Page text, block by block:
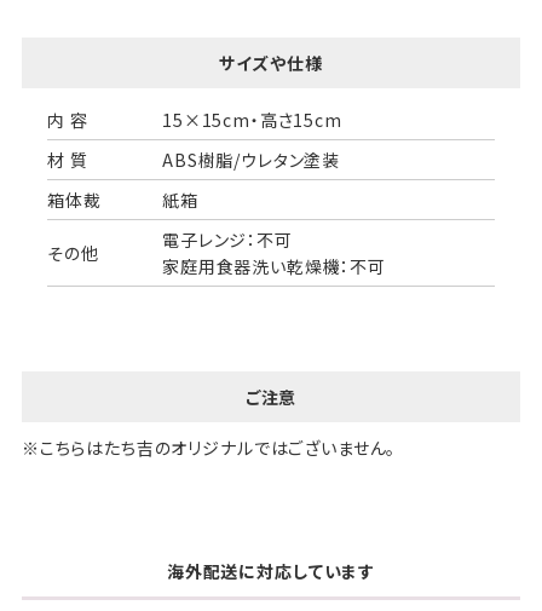
サイズや仕様
内 容
15×15cm・高さ15cm
材 質
ABS樹脂/ウレタン塗装
箱体裁
紙箱
その他
電子レンジ：不可
家庭用食器洗い乾燥機：不可
ご注意
※こちらはたち吉のオリジナルではございません。
海外配送に対応しています